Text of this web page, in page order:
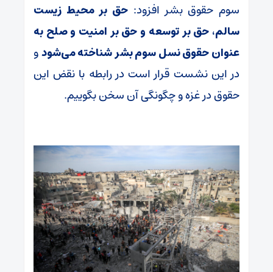
سوم حقوق بشر افزود: حق بر محیط زیست
سالم، حق بر توسعه و حق بر امنیت و صلح به
عنوان حقوق نسل سوم بشر شناخته می‌شودو
در این نشست قرار است در رابطه با نقض این
حقوق در غزه و چگونگی آن سخن بگوییم.